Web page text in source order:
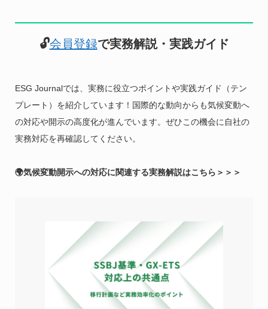
🔓会員登録で実務解説・実践ガイド
ESG Journalでは、実務に役立つポイントや実践ガイド（テン
プレート）を紹介しています！国際的な動向からも気候変動へ
の対応や開示の高度化が進んでいます。ぜひこの機会に自社の
実務対応を再確認してください。
🌍気候変動開示への対応に関連する実務解説はこちら＞＞＞